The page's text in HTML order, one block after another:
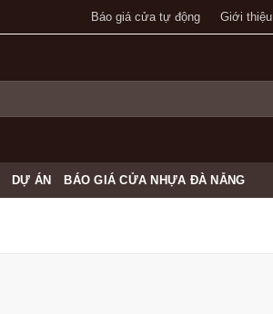
Báo giá cửa tự động Giới thiệu
DỰ ÁN BÁO GIÁ CỬA NHỰA ĐÀ NẴNG